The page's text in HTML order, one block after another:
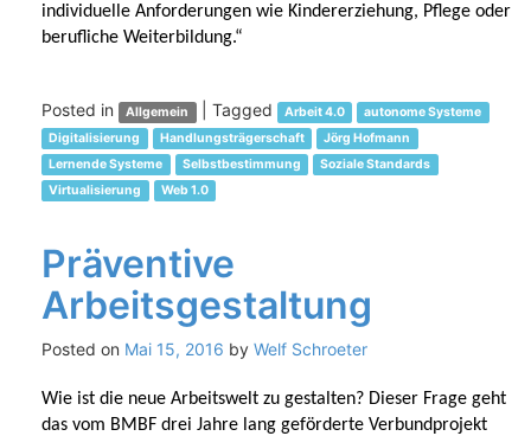
individuelle Anforderungen wie Kindererziehung, Pflege oder
berufliche Weiterbildung.“
Posted in Allgemein Tagged Arbeit 4.0
autonome Systeme
Digitalisierung
Handlungsträgerschaft
Jörg Hofmann
Lernende Systeme
Selbstbestimmung
Soziale Standards
Virtualisierung
Web 1.0
Präventive
Arbeitsgestaltung
Posted on Mai 15, 2016 by Welf Schroeter
Wie ist die neue Arbeitswelt zu gestalten? Dieser Frage geht
das vom BMBF drei Jahre lang geförderte Verbundprojekt